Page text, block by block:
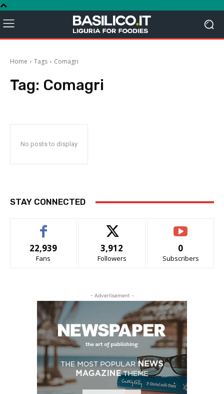
Home Tags Comagri
Tag: Comagri
No posts to display
STAY CONNECTED
22,939
Fans
3,912
Followers
0
Subscribers
- Advertisement -